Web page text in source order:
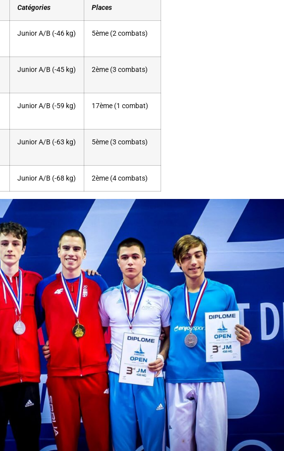
Catégories Places
Junior A/B (-46 kg) 5ème (2 combats)
Junior A/B (-45 kg) 2ème (3 combats)
Junior A/B (-59 kg) 17ème (1 combat)
Junior A/B (-63 kg) 5ème (3 combats)
Junior A/B (-68 kg) 2ème (4 combats)